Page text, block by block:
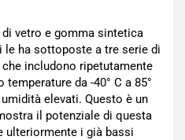
vetro e gomma sintetica
le ha sottoposte a tre serie di
includono ripetutamente
da -40° C a 85°
elevati. Questo è un
il potenziale di questa
ulteriormente i già bassi